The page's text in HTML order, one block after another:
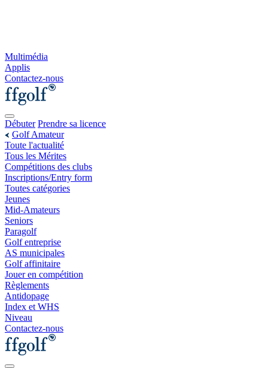
Multimédia
Applis
Contactez-nous
Débuter Prendre sa licence
Golf Amateur
Toute l'actualité
Tous les Mérites
Compétitions des clubs
Inscriptions/Entry form
Toutes catégories
Jeunes
Mid-Amateurs
Seniors
Paragolf
Golf entreprise
AS municipales
Golf affinitaire
Jouer en compétition
Règlements
Antidopage
Index et WHS
Niveau
Contactez-nous